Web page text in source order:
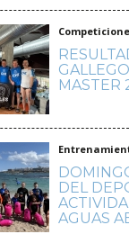
MASTER
DEL
AGUAS